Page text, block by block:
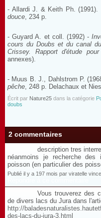
- Allardi J. & Keith Ph.
douce, 234 p.
- Guyard A. et coll. (1992) -
cours du Doubs et du canal
Crissey. Rapport d'étude
annexes).
- Muus B. J., Dahlstrom P.
pêche, 248 p. Delachaux et
Écrit par Nature25 dans la catégorie
doubs
2 commentaires
description tres
néanmoins je recherche
poisson (en particulier des
Publié il y a 197 mois par viratelle
Vous trouverez des
de divers lacs du Jura dans
http://
des-lacs-du-jura-3.html